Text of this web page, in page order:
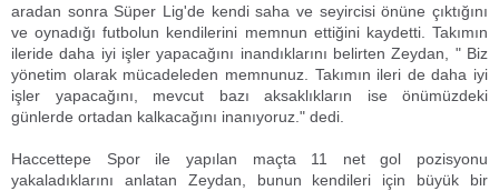
aradan sonra Süper Lig'de kendi saha ve seyircisi önüne çıktığını
ve oynadığı futbolun kendilerini memnun ettiğini kaydetti. Takımın
ileride daha iyi işler yapacağını inandıklarını belirten Zeydan, " Biz
yönetim olarak mücadeleden memnunuz. Takımın ileri de daha iyi
işler yapacağını, mevcut bazı aksaklıkların ise önümüzdeki
günlerde ortadan kalkacağını inanıyoruz." dedi.
Haccettepe Spor ile yapılan maçta 11 net gol pozisyonu
yakaladıklarını anlatan Zeydan, bunun kendileri için büyük bir